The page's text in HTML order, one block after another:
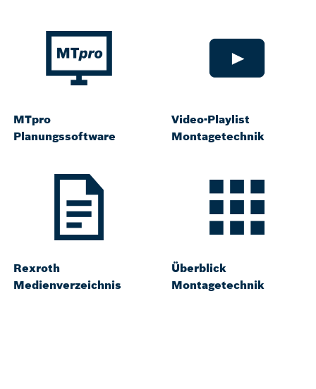
MTpro
Planungssoftware
Video-Playlist
Montagetechnik
Rexroth
Medienverzeichnis
Überblick
Montagetechnik